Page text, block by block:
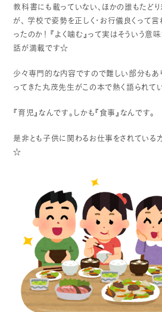
教科書にも載っていない、ほかの誰もたど
が、
学校で姿勢を正しく・お行儀良くって言
ったのか！ 『よく噛む』って実はそういう意
話が満載です☆
少々専門的な内容ですので難しい部分もあり
ってきた丸茂先生がこの本で熱く語られてい
『育児』なんです。しかも『食事』なんです。
是非とも子供に関わるお仕事をされている
☆